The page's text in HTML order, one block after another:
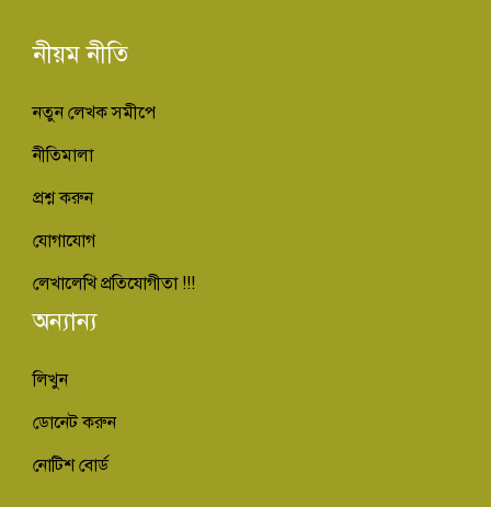
নীয়ম নীতি
নতুন লেখক সমীপে
নীতিমালা
প্রশ্ন করুন
যোগাযোগ
লেখালেখি প্রতিযোগীতা !!!
অন্যান্য
লিখুন
ডোনেট করুন
নোটিশ বোর্ড